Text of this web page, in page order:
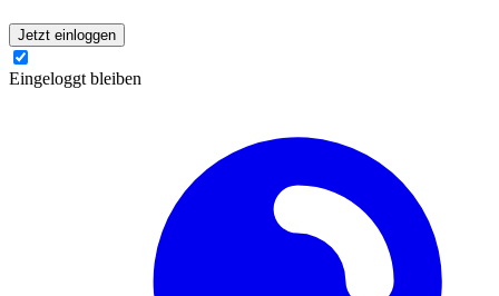
Jetzt einloggen
Eingeloggt bleiben